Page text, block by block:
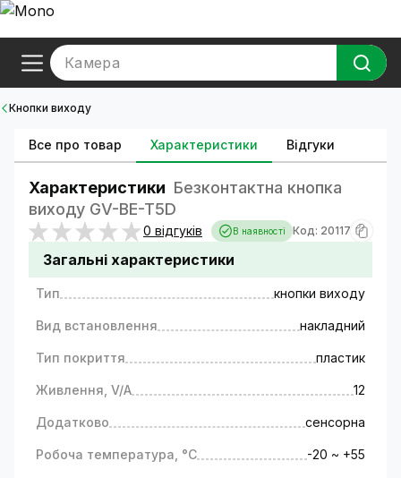
Камера
Кнопки виходу
Все про товар Характеристики Відгуки
Характеристики Безконтактна кнопка
виходу GV-BE-T5D
0 відгуків В наявності Код: 20117
Загальні характеристики
Тип кнопки виходу
Вид встановлення накладний
Тип покриття пластик
Живлення, V/A 12
Додатково сенсорна
Робоча температура, °C -20 ~ +55